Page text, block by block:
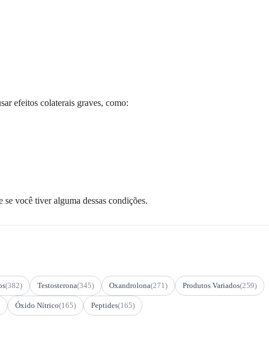
efeitos colaterais graves, como:
você tiver alguma dessas condições.
(382) Testosterona(345) Oxandrolona(271) Produtos Variados(259)
Óxido Nítrico(165) Peptides(165)